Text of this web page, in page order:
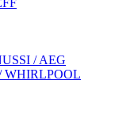
/ AEG
WHIRLPOOL